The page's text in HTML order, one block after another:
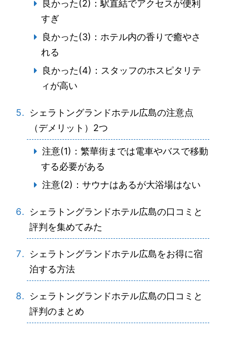
良かった(2)：駅直結でアクセスが便利
すぎ
良かった(3)：ホテル内の香りで癒やさ
れる
良かった(4)：スタッフのホスピタリテ
ィが高い
シェラトングランドホテル広島の注意点
（デメリット）2つ
注意(1)：繁華街までは電車やバスで移動
する必要がある
注意(2)：サウナはあるが大浴場はない
シェラトングランドホテル広島の口コミと
評判を集めてみた
シェラトングランドホテル広島をお得に宿
泊する方法
シェラトングランドホテル広島の口コミと
評判のまとめ